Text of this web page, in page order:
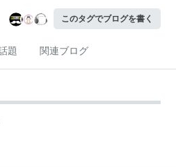
このタグでブログを書く
題 関連ブログ